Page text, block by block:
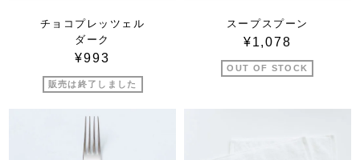
チョコプレッツェル
ダーク
¥993
販売は終了しました
スープスプーン
¥1,078
OUT OF STOCK